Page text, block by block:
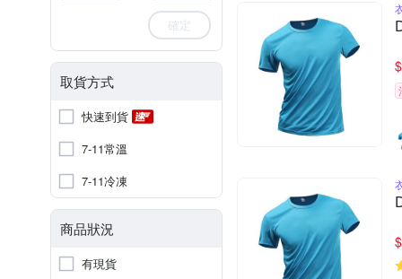
確定
取貨方式
快速到貨
7-11常溫
7-11冷凍
商品狀況
有現貨
$
$